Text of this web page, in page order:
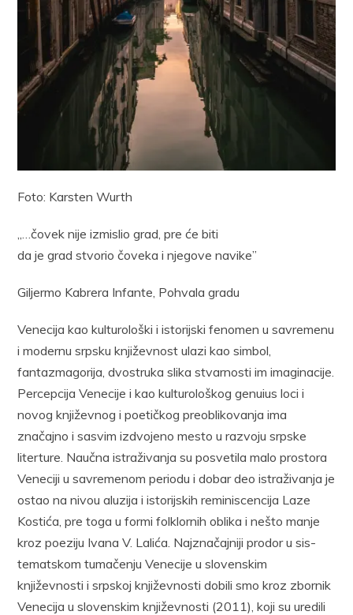
Foto: Karsten Wurth
„…čovek nije izmislio grad, pre će biti
da je grad stvorio čoveka i njegove navike”
Giljermo Kabrera Infante, Pohvala gradu
Venecija kao kulturološki i istorijski fenomen u savremenu
i mo­dernu srpsku književnost ulazi kao simbol,
fantazmagorija, dvostruka slika stvarnosti im imaginacije.
Percepcija Venecije i kao kulturo­loškog genuius loci i
novog književnog i poetičkog preoblikovanja ima
značajno i sasvim izdvojeno mesto u razvoju srpske
literture. Naučna istraživanja su posvetila malo prostora
Veneciji u savremenom peri­odu i dobar deo istraživanja je
ostao na nivou aluzija i istorijskih reminiscencija Laze
Kostića, pre toga u formi folklornih oblika i nešto manje
kroz poeziju Ivana V. Lalića. Najznačajniji prodor u sis­
tematskom tumačenju Venecije u slovenskim
književnosti i srpskoj knji­ževnosti dobili smo kroz zbornik
Venecija u slovenskim književnos­ti (2011), koji su uredili